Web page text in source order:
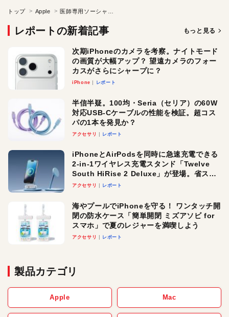
トップ Apple
レポートの新着記事 もっと見る
次期iPhoneのカメラを考察。ナイトモード
の画質が大幅アップ？ 望遠カメラのフォー
カスがさらにシャープに？
iPhone レポート
半信半疑。100均・Seria（セリア）の60W
対応USB-Cケーブルの性能を検証。超コス
パの1本を発見か？
アクセサリ レポート
iPhoneとAirPodsを同時に急速充電できる
2-in-1ワイヤレス充電スタンド「Twelve
South HiRise 2 Deluxe」が登場。省スペ
ースでおしゃれに充電したい人にオスス
アクセサリ レポート
海やプールでiPhoneを守る！ ワンタッチ開
閉の防水ケース「簡単開閉 ミズアソビ for
スマホ」で夏のレジャーを満喫しよう
アクセサリ レポート
製品カテゴリ
Apple Mac